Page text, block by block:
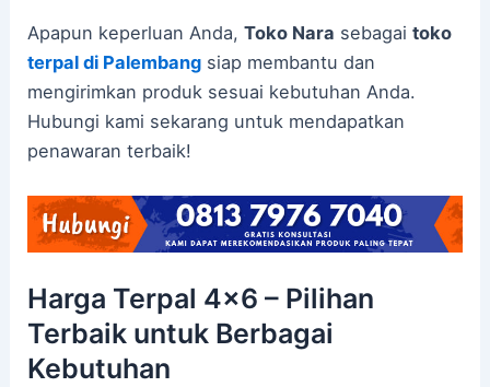
Apapun keperluan Anda,Toko Nara sebagaitoko
terpal di Palembang siap membantu dan
mengirimkan produk sesuai kebutuhan Anda.
Hubungi kami sekarang untuk mendapatkan
penawaran terbaik!
Harga Terpal 4×6 – Pilihan
Terbaik untuk Berbagai
Kebutuhan